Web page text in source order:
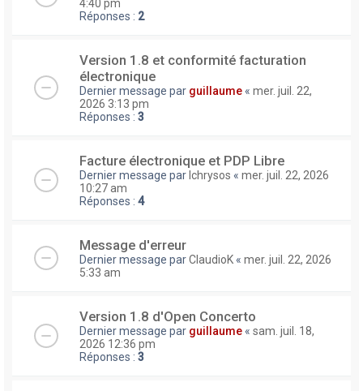
4:40 pm
Réponses : 2
Version 1.8 et conformité facturation
électronique
Dernier message par guillaume « mer. juil. 22,
2026 3:13 pm
Réponses : 3
Facture électronique et PDP Libre
Dernier message par lchrysos « mer. juil. 22, 2026
10:27 am
Réponses : 4
Message d'erreur
Dernier message parClaudioK « mer. juil. 22, 2026
5:33 am
Version 1.8 d'Open Concerto
Dernier message par guillaume « sam. juil. 18,
2026 12:36 pm
Réponses : 3